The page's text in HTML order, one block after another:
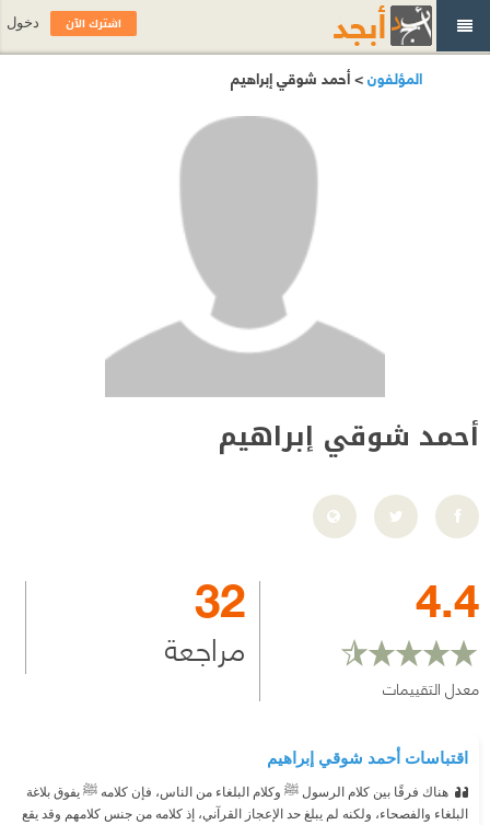
المؤلفون> أحمد شوقي إبراهيم
أحمد شوقي إبراهيم
4.4
معدل التقييمات
32
مراجعة
اقتباسات أحمد شوقي إبراهيم
هناك فرقًا بين كلام الرسول ﷺ وكلام البلغاء من الناس، فإن كلامه ﷺ يفوق بلاغة
البلغاء والفصحاء، ولكنه لم يبلغ حد الإعجاز القرآني، إذ كلامه من جنس كلامهم وقد يقع
اشترك الآن دخول